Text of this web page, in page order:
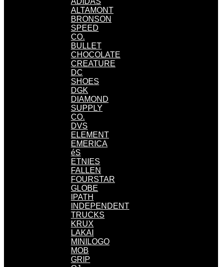
ALTAMONT
BRONSON
SPEED
CO.
BULLET
CHOCOLATE
CREATURE
DC
SHOES
DGK
DIAMOND
SUPPLY
CO.
DVS
ELEMENT
EMERICA
éS
ETNIES
FALLEN
FOURSTAR
GLOBE
IPATH
INDEPENDENT
TRUCKS
KRUX
LAKAI
MINILOGO
MOB
GRIP